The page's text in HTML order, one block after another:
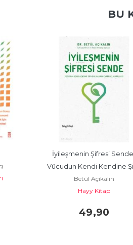
BU
İyileşmenin Şifresi
Vücudun Kendi Kendine
Bulmasının...
Betül Açıkalın
Hayy Kitap
49,90